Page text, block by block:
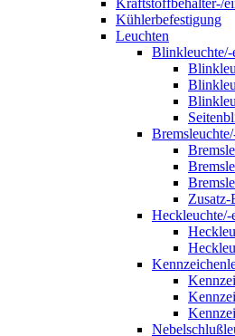
Kraftstoffbehälter-/
Kühlerbefestigung
Leuchten
Blinkleuchte/-
Zusatz-
Heckleuchte/-